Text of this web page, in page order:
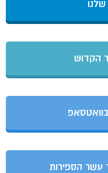
הקדוש
עשר הספירות